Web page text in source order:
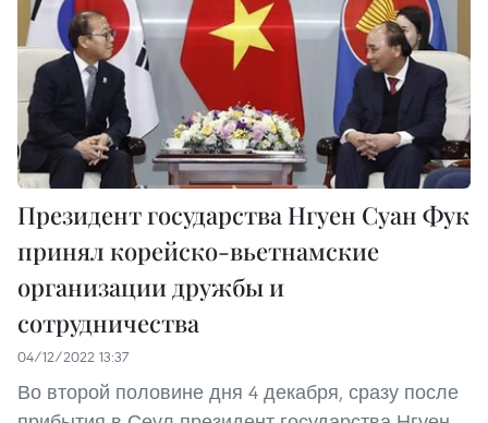
Президент государства Нгуен Суан Фук
принял корейско-вьетнамские
организации дружбы и
сотрудничества
04/12/2022 13:37
Во второй половине дня 4 декабря, сразу после